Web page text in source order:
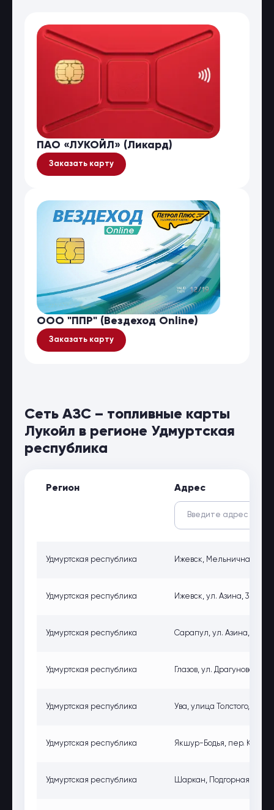
ПАО «ЛУКОЙЛ» (Ликард)
Заказать карту
ООО "ППР" (Вездеход Online)
Заказать карту
Сеть АЗС – топливные карты
Лукойл в регионе Удмуртская
республика
Регион Адрес
Удмуртская республика Ижевск, Мельничная ул.,
Удмуртская республика Ижевск, ул. Азина, 342,
Удмуртская республика Сарапул, ул. Азина, 166,
Удмуртская республика Глазов, ул. Драгунова, 3,
Удмуртская республика Ува, улица Толстого, 69г,
Удмуртская республика Якшур-Бодья, пер.
Удмуртская республика Шаркан, Подгорная ул.,